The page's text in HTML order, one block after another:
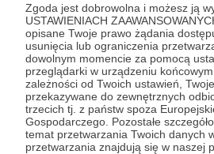
Zgoda jest dobrowolna i możesz ją
USTAWIENIACH
opisane Twoje prawo żądania
usunięcia lub ograniczenia
dowolnym momencie za pomocą
przeglądarki w urządzeniu
zależności od Twoich ustawień,
przekazywane do zewnętrznych
trzecich tj. z państw spoza
Gospodarczego. Pozostałe
temat przetwarzania Twoich danych
przetwarzania znajdują się w naszej
Marcin
Zobacz profil